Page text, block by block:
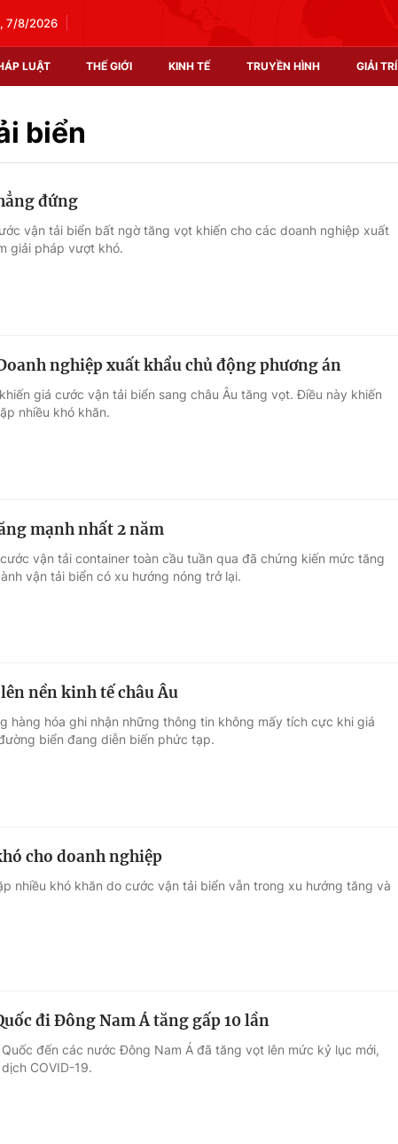
7/8/2026
LUẬT THẾ GIỚI KINH TẾ TRUYỀN HÌNH GIẢI TRÍ
Xã hội
Thị trường
Làm đẹp
Chất lượng cuộc sống
Học trực tuyến
biển
đứng
vận tải biển bất ngờ tăng vọt khiến cho các doanh nghiệp xuất
giải pháp vượt khó.
nghiệp xuất khẩu chủ động phương án
giá cước vận tải biển sang châu Âu tăng vọt. Điều này khiến
nhiều khó khăn.
mạnh nhất 2 năm
vận tải container toàn cầu tuần qua đã chứng kiến mức tăng
vận tải biển có xu hướng nóng trở lại.
nền kinh tế châu Âu
hàng hóa ghi nhận những thông tin không mấy tích cực khi giá
biển đang diễn biến phức tạp.
cho doanh nghiệp
nhiều khó khăn do cước vận tải biển vẫn trong xu hướng tăng và
đi Đông Nam Á tăng gấp 10 lần
đến các nước Đông Nam Á đã tăng vọt lên mức kỷ lục mới,
COVID-19.